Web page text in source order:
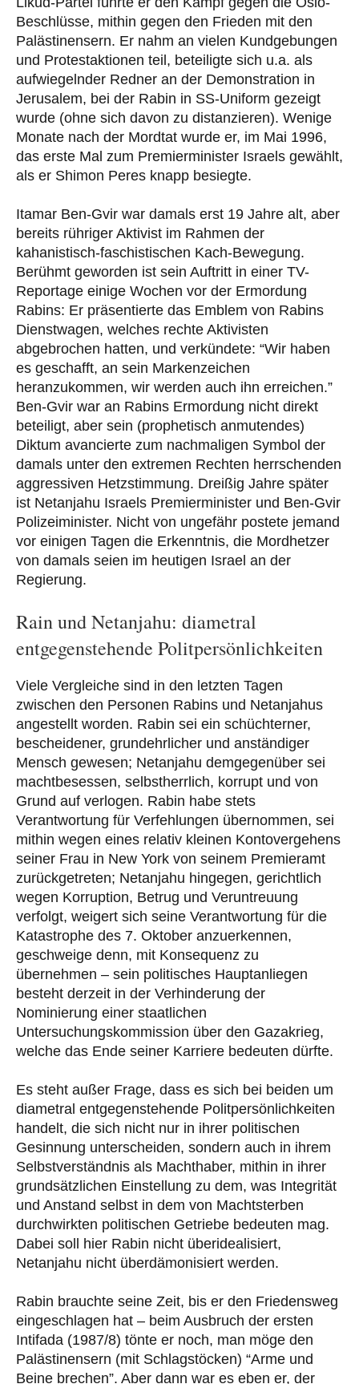
Beschlüsse, mithin gegen den Frieden mit den
Palästinensern. Er nahm an vielen Kundgebungen
und Protestaktionen teil, beteiligte sich u.a. als
aufwiegelnder Redner an der Demonstration in
Jerusalem, bei der Rabin in SS-Uniform gezeigt
wurde (ohne sich davon zu distanzieren). Wenige
Monate nach der Mordtat wurde er, im Mai 1996,
das erste Mal zum Premierminister Israels gewählt,
als er Shimon Peres knapp besiegte.
Itamar Ben-Gvir war damals erst 19 Jahre alt, aber
bereits rühriger Aktivist im Rahmen der
kahanistisch-faschistischen Kach-Bewegung.
Berühmt geworden ist sein Auftritt in einer TV-
Reportage einige Wochen vor der Ermordung
Rabins: Er präsentierte das Emblem von Rabins
Dienstwagen, welches rechte Aktivisten
abgebrochen hatten, und verkündete: “Wir haben
es geschafft, an sein Markenzeichen
heranzukommen, wir werden auch ihn erreichen.”
Ben-Gvir war an Rabins Ermordung nicht direkt
beteiligt, aber sein (prophetisch anmutendes)
Diktum avancierte zum nachmaligen Symbol der
damals unter den extremen Rechten herrschenden
aggressiven Hetzstimmung. Dreißig Jahre später
ist Netanjahu Israels Premierminister und Ben-Gvir
Polizeiminister. Nicht von ungefähr postete jemand
vor einigen Tagen die Erkenntnis, die Mordhetzer
von damals seien im heutigen Israel an der
Regierung.
Rain und Netanjahu: diametral
entgegenstehende Politpersönlichkeiten
Viele Vergleiche sind in den letzten Tagen
zwischen den Personen Rabins und Netanjahus
angestellt worden. Rabin sei ein schüchterner,
bescheidener, grundehrlicher und anständiger
Mensch gewesen; Netanjahu demgegenüber sei
machtbesessen, selbstherrlich, korrupt und von
Grund auf verlogen. Rabin habe stets
Verantwortung für Verfehlungen übernommen, sei
mithin wegen eines relativ kleinen Kontovergehens
seiner Frau in New York von seinem Premieramt
zurückgetreten; Netanjahu hingegen, gerichtlich
wegen Korruption, Betrug und Veruntreuung
verfolgt, weigert sich seine Verantwortung für die
Katastrophe des 7. Oktober anzuerkennen,
geschweige denn, mit Konsequenz zu
übernehmen – sein politisches Hauptanliegen
besteht derzeit in der Verhinderung der
Nominierung einer staatlichen
Untersuchungskommission über den Gazakrieg,
welche das Ende seiner Karriere bedeuten dürfte.
Es steht außer Frage, dass es sich bei beiden um
diametral entgegenstehende Politpersönlichkeiten
handelt, die sich nicht nur in ihrer politischen
Gesinnung unterscheiden, sondern auch in ihrem
Selbstverständnis als Machthaber, mithin in ihrer
grundsätzlichen Einstellung zu dem, was Integrität
und Anstand selbst in dem von Machtsterben
durchwirkten politischen Getriebe bedeuten mag.
Dabei soll hier Rabin nicht überidealisiert,
Netanjahu nicht überdämonisiert werden.
Rabin brauchte seine Zeit, bis er den Friedensweg
eingeschlagen hat – beim Ausbruch der ersten
Intifada (1987/8) tönte er noch, man möge den
Palästinensern (mit Schlagstöcken) “Arme und
Beine brechen”. Aber dann war es eben er, der